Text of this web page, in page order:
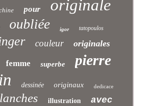
pour originale
oubliée igor tatopoulos
couleur originales
femme superbe pierre
dessinée originaux dedicace
illustration avec